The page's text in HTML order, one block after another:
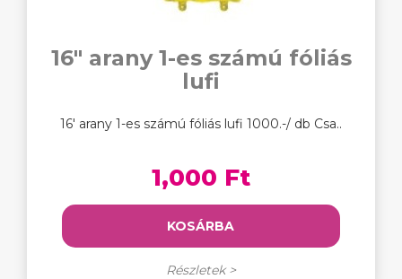
16" arany 1-es számú fóliás
lufi
16' arany 1-es számú fóliás lufi 1000.-/ db Csa..
1,000 Ft
KOSÁRBA
Részletek >